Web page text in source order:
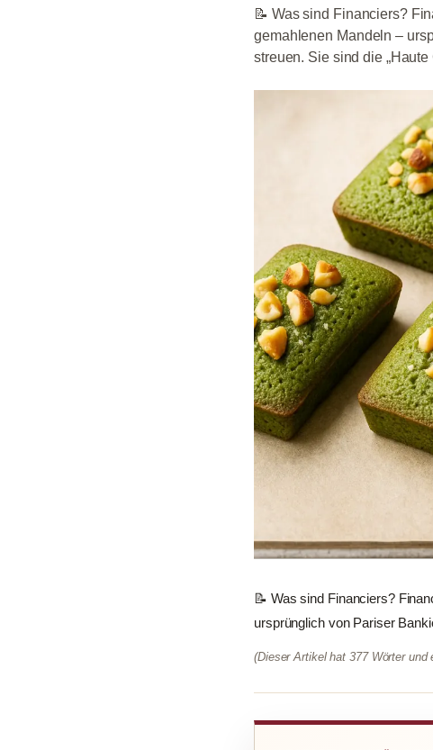
📝 Was sind Financiers?
gemahlenen Mandeln –
streuen. Sie sind die „Haute
📝 Was sind Financiers?
ursprünglich von Pariser
(Dieser Artikel hat 377 Wörter